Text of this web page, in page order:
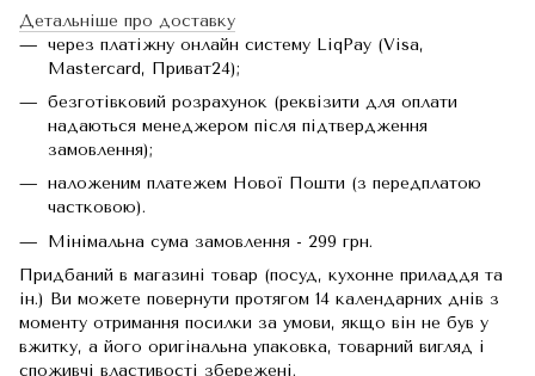
Детальніше про доставку
через платіжну онлайн систему LiqPay (Visa,
Mastercard, Приват24);
безготівковий розрахунок (реквізити для оплати
надаються менеджером після підтвердження
замовлення);
наложеним платежем Нової Пошти (з передплатою
частковою).
Мінімальна сума замовлення - 299 грн.
Придбаний в магазині товар (посуд, кухонне приладдя та
ін.) Ви можете повернути протягом 14 календарних днів з
моменту отримання посилки за умови, якщо він не був у
вжитку, а його оригінальна упаковка, товарний вигляд і
споживчі властивості збережені.